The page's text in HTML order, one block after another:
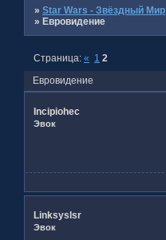
»Star Wars - Звёздный Мир
»Евровидение
Евровидение
Страница:« 1 2
Incipiohec
Эвок
Linksyslsr
Эвок